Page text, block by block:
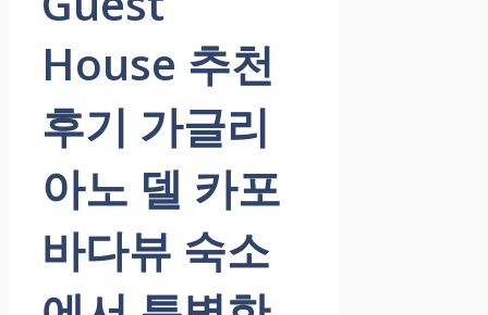
House 추천
후기 가글리
아노 델 카포
바다뷰 숙소